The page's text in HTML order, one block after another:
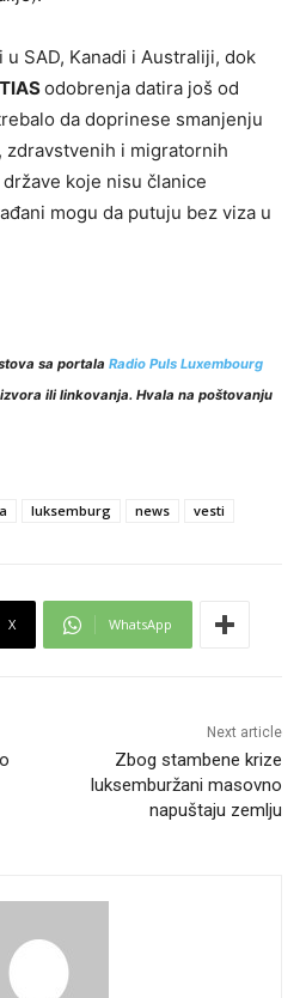
SAD, Kanadi i Australiji, dok
odobrenja datira još od
da doprinese smanjenju
i migratornih
koje nisu članice
mogu da putuju bez viza u
sa portala Radio Puls Luxembourg
ili linkovanja. Hvala na poštovanju
luksemburg news vesti
X WhatsApp
Next article
Zbog stambene krize
luksemburžani masovno
napuštaju zemlju